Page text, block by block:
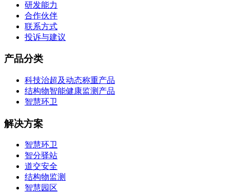
研发能力
合作伙伴
联系方式
投诉与建议
产品分类
科技治超及动态称重产品
结构物智能健康监测产品
智慧环卫
解决方案
智慧环卫
智分驿站
道交安全
结构物监测
智慧园区